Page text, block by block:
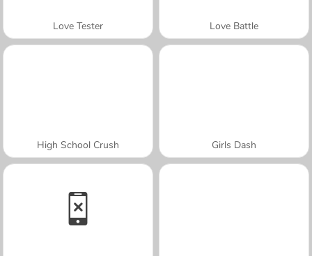
Love Tester Love Battle
High School Crush Girls Dash